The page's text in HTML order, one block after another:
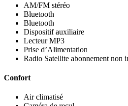
AM/FM stéréo
Bluetooth
Bluetooth
Dispositif auxiliaire
Lecteur MP3
Prise d’Alimentation
Radio Satellite abonnement non
Confort
Air climatisé